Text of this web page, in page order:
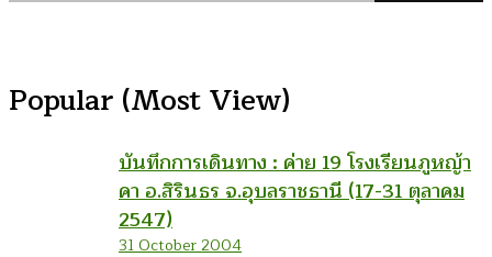
Popular (Most View)
บันทึกการเดินทาง : ค่าย 19 โรงเรียนภูหญ้า
คา อ.สิรินธร จ.อุบลราชธานี (17-31 ตุลาคม
2547)
31 October 2004